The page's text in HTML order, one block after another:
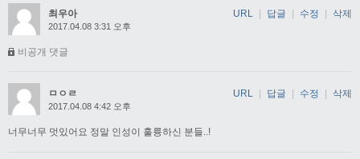
최우아
2017.04.08 3:31 오후
비공개 댓글
URL | 답글 | 수정 | 삭제
ㅁㅇㄹ
2017.04.08 4:42 오후
너무너무 멋있어요 정말 인성이 훌륭하신 분들..!
URL 답글 수정 삭제